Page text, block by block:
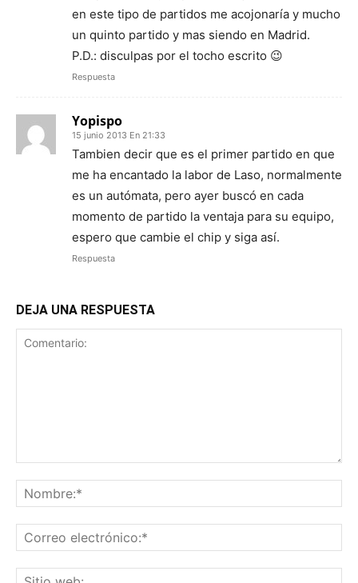
en este tipo de partidos me acojonaría y mucho
un quinto partido y mas siendo en Madrid.
P.D.: disculpas por el tocho escrito 😉
Respuesta
Yopispo
15 junio 2013 En 21:33
Tambien decir que es el primer partido en que
me ha encantado la labor de Laso, normalmente
es un autómata, pero ayer buscó en cada
momento de partido la ventaja para su equipo,
espero que cambie el chip y siga así.
Respuesta
DEJA UNA RESPUESTA